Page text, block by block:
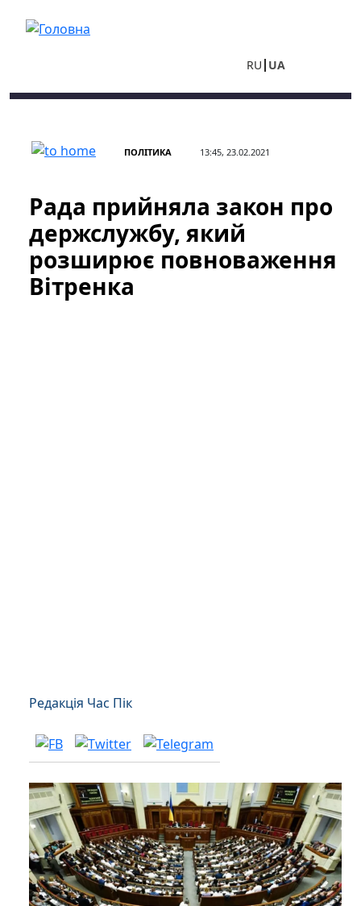
RU UA
ПОЛІТИКА 13:45, 23.02.2021
Рада прийняла закон про
держслужбу, який
розширює повноваження
Вітренка
Редакція Час Пік